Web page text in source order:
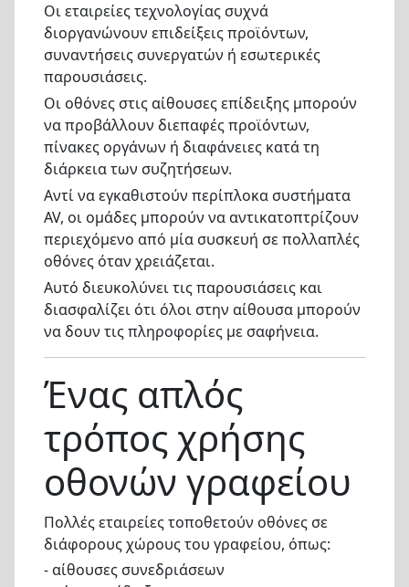
Οι εταιρείες τεχνολογίας συχνά
διοργανώνουν επιδείξεις προϊόντων,
συναντήσεις συνεργατών ή εσωτερικές
παρουσιάσεις.
Οι οθόνες στις αίθουσες επίδειξης μπορούν
να προβάλλουν διεπαφές προϊόντων,
πίνακες οργάνων ή διαφάνειες κατά τη
διάρκεια των συζητήσεων.
Αντί να εγκαθιστούν περίπλοκα συστήματα
AV, οι ομάδες μπορούν να αντικατοπτρίζουν
περιεχόμενο από μία συσκευή σε πολλαπλές
οθόνες όταν χρειάζεται.
Αυτό διευκολύνει τις παρουσιάσεις και
διασφαλίζει ότι όλοι στην αίθουσα μπορούν
να δουν τις πληροφορίες με σαφήνεια.
Ένας απλός
τρόπος χρήσης
οθονών γραφείου
Πολλές εταιρείες τοποθετούν οθόνες σε
διάφορους χώρους του γραφείου, όπως:
- αίθουσες συνεδριάσεων